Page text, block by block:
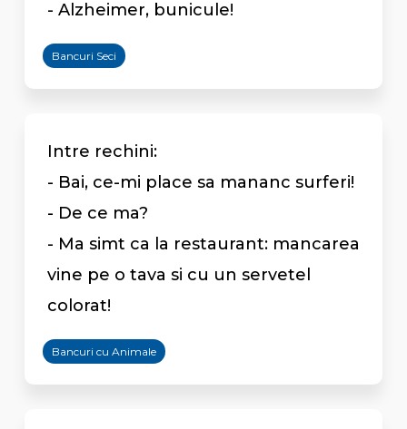
- Alzheimer, bunicule!
Bancuri Seci
Intre rechini:
- Bai, ce-mi place sa mananc surferi!
- De ce ma?
- Ma simt ca la restaurant: mancarea
vine pe o tava si cu un servetel
colorat!
Bancuri cu Animale